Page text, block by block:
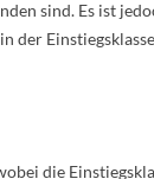
sind. Es ist
der
die